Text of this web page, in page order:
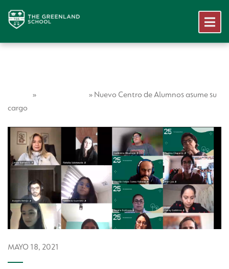
» » Nuevo Centro de Alumnos asume su
cargo
MAYO 18, 2021